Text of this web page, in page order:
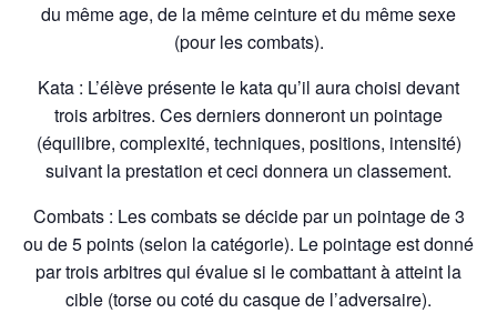
du même age, de la même ceinture et du même sexe
(pour les combats).
Kata : L’élève présente le kata qu’il aura choisi devant
trois arbitres. Ces derniers donneront un pointage
(équilibre, complexité, techniques, positions, intensité)
suivant la prestation et ceci donnera un classement.
Combats : Les combats se décide par un pointage de 3
ou de 5 points (selon la catégorie). Le pointage est donné
par trois arbitres qui évalue si le combattant à atteint la
cible (torse ou coté du casque de l’adversaire).